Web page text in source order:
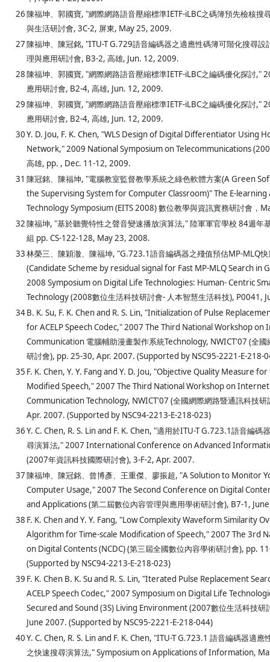
26陳福坤、郭國寶, "網際網路語音壓縮標準IETF-iLBC之碼簿預先檢核搜
與生活研討會, 3C-2, 屏東, May 25, 2009.
27陳福坤、陳冠銘, "ITU-T G.729語音編碼器之適應性碼簿可階化搜尋
理與應用研討會, B3-2, 高雄, Jun. 12, 2009.
28陳福坤、郭國寶, "網際網路語音壓縮標準IETF-iLBC之編碼優化探討,"
應用研討會, B2-4, 高雄, Jun. 12, 2009.
29陳福坤、郭國寶, "網際網路語音壓縮標準IETF-iLBC之編碼優化探討,"
應用研討會, B2-4, 高雄, Jun. 12, 2009.
30Y. D. Jou, F. K. Chen, "WLS Design of Digital Differentiator Using
Network," 2009 National Symposium on Telecommunications
高雄, pp. , Dec. 11-12, 2009.
31 陳冠銘、陳福坤, "電腦教室監督教學系統之綠色軟體方案(A Green
the Supervising System for Computer Classroom)" The E-
Technology Symposium (EITS 2008) 數位教學與資訊實務研討會，
32陳福坤, "基於聽覺特性之聲音變速播放演算法," 陸軍軍官學校 84週年
組 pp. CS-122-128, May 23, 2008.
33林榮三、陳穎澈、陳福坤, "G.723.1語音編碼器之殘值預估MP-MLQ
(Candidate Scheme by residual signal for Fast MP-MLQ Search in
2008 Symposium on Digital Life Technologies: Human- Centric
Technology (2008數位生活科技研討會- 人本智慧生活科技), P0041,
34B. K. Su, F. K. Chen and R. S. Lin, "Initialization of Pulse
for ACELP Speech Codec," 2007 The Third National Workshop
Communication 電腦輔助漫畫製作系統Technology, NWICT'07 (全國
研討會), pp. 25-30, Apr. 2007. (Supported by NSC95-2221-E-218-
35 F. K. Chen, Y. Y. Fang and Y. D. Jou, "Objective Quality Measure
Modified Speech," 2007 The Third National Workshop on
Communication Technology, NWICT'07 (全國網際網路暨通訊科技
Apr. 2007. (Supported by NSC94-2213-E-218-023)
36Y. C. Chen, R. S. Lin and F. K. Chen, "適用於ITU-T G.723.1語音編碼
尋演算法," 2007 International Conference on Advanced
(2007年資訊科技國際研討會), 3-F-2, Apr. 2007.
37陳福坤、陳冠銘、曾博彥、王重傑、廖振超, "A Solution to Monitor
Computer Usage," 2007 The Second Conference on Digital
and Applications (第二屆數位內容管理與應用學術研討會), B7-1,
38 F. K. Chen and Y. Y. Fang, "Low Complexity Waveform Similarity
Algorithm for Time-scale Modification of Speech," 2007 The 3rd
on Digital Contents (NCDC) (第三屆全國數位內容學術研討會), pp.
(Supported by NSC94-2213-E-218-023)
39 F. K. Chen B. K. Su and R. S. Lin, "Iterated Pulse Replacement
ACELP Speech Codec," 2007 Symposium on Digital Life
Secured and Sound (3S) Living Environment (2007數位生活科技
June 2007. (Supported by NSC95-2221-E-218-044)
40Y. C. Chen, R. S. Lin and F. K. Chen, "ITU-T G.723.1 語音編碼器適應
之快速搜尋演算法," Symposium on Applications of Information,